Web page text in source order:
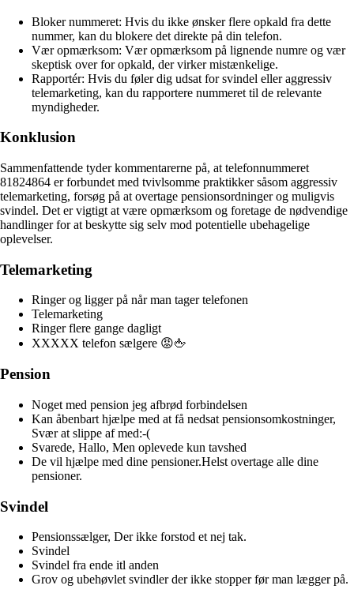
Bloker nummeret: Hvis du ikke ønsker flere opkald fra dette
nummer, kan du blokere det direkte på din telefon.
Vær opmærksom: Vær opmærksom på lignende numre og vær
skeptisk over for opkald, der virker mistænkelige.
Rapportér: Hvis du føler dig udsat for svindel eller aggressiv
telemarketing, kan du rapportere nummeret til de relevante
myndigheder.
Konklusion
Sammenfattende tyder kommentarerne på, at telefonnummeret
81824864 er forbundet med tvivlsomme praktikker såsom aggressiv
telemarketing, forsøg på at overtage pensionsordninger og muligvis
svindel. Det er vigtigt at være opmærksom og foretage de nødvendige
handlinger for at beskytte sig selv mod potentielle ubehagelige
oplevelser.
Telemarketing
Ringer og ligger på når man tager telefonen
Telemarketing
Ringer flere gange dagligt
XXXXX telefon sælgere 😡🖕
Pension
Noget med pension jeg afbrød forbindelsen
Kan åbenbart hjælpe med at få nedsat pensionsomkostninger,
Svær at slippe af med:-(
Svarede, Hallo, Men oplevede kun tavshed
De vil hjælpe med dine pensioner.Helst overtage alle dine
pensioner.
Svindel
Pensionssælger, Der ikke forstod et nej tak.
Svindel
Svindel fra ende itl anden
Grov og ubehøvlet svindler der ikke stopper før man lægger på.